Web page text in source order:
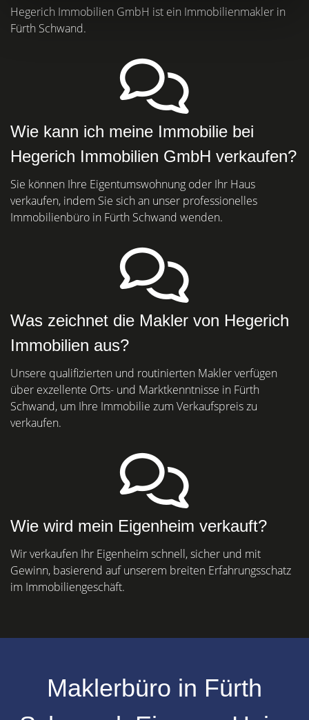
Hegerich Immobilien GmbH ist ein Immobilienmakler in
Fürth Schwand.
Wie kann ich meine Immobilie bei
Hegerich Immobilien GmbH verkaufen?
Sie können Ihre Eigentumswohnung oder Ihr Haus
verkaufen, indem Sie sich an unser professionelles
Immobilienbüro in Fürth Schwand wenden.
Was zeichnet die Makler von Hegerich
Immobilien aus?
Unsere qualifizierten und routinierten Makler verfügen
über exzellente Orts- und Marktkenntnisse in Fürth
Schwand, um Ihre Immobilie zum Verkaufspreis zu
verkaufen.
Wie wird mein Eigenheim verkauft?
Wir verkaufen Ihr Eigenheim schnell, sicher und mit
Gewinn, basierend auf unserem breiten Erfahrungsschatz
im Immobiliengeschäft.
Maklerbüro in Fürth